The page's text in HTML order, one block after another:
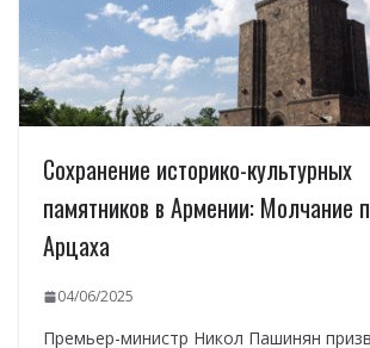
Сохранение историко-культурных
памятников в Армении: Молчание
Арцаха
04/06/2025
Премьер-министр Никол Пашинян